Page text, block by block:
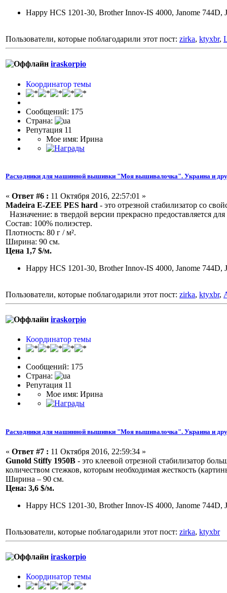
Happy HCS 1201-30, Brother Innov-IS 4000, Janome 744D,
Пользователи, которые поблагодарили этот пост: zirka, ktyxbr,
iraskorpio
Координатор темы
Сообщений: 175
Страна:
Репутация 11
Мое имя: Ирина
Расходники для машинной вышивки "Моя вышивалочка". Украина и
« Ответ #6 : 11 Октября 2016, 22:57:01 »
Madeira E-ZEE PES hard - это отрезной стабилизатор со
Назначение: в твердой версии прекрасно предоставляется
Состав: 100% полиэстер.
Плотность: 80 г / м².
Ширина: 90 см.
Цена 1,7 $/м.
Happy HCS 1201-30, Brother Innov-IS 4000, Janome 744D,
Пользователи, которые поблагодарили этот пост: zirka, ktyxbr,
iraskorpio
Координатор темы
Сообщений: 175
Страна:
Репутация 11
Мое имя: Ирина
Расходники для машинной вышивки "Моя вышивалочка". Украина и
« Ответ #7 : 11 Октября 2016, 22:59:34 »
Gunold Stiffy 1950B - это клеевой отрезной стабилизатор
количеством стежков, которым необходимая жесткость
Ширина – 90 см.
Цена: 3,6 $/м.
Happy HCS 1201-30, Brother Innov-IS 4000, Janome 744D,
Пользователи, которые поблагодарили этот пост: zirka, ktyxbr
iraskorpio
Координатор темы